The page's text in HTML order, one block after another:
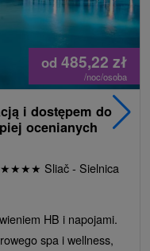
od 485,22 zł
/noc/osoba
i dostępem do
ocenianych
★★★★ Sliač - Sielnica
HB i napojami.
spa i wellness,